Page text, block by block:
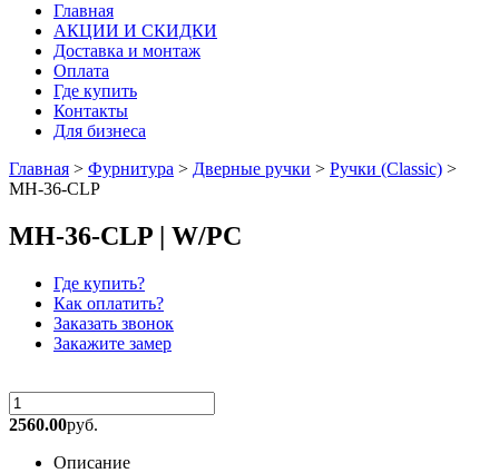
Главная
АКЦИИ И СКИДКИ
Доставка и монтаж
Оплата
Где купить
Контакты
Для бизнеса
Главная > Фурнитура > Дверные ручки > Ручки (Classic) >
MH-36-CLP
MH-36-CLP | W/PC
Где купить?
Как оплатить?
Заказать звонок
Закажите замер
2560.00руб.
Описание